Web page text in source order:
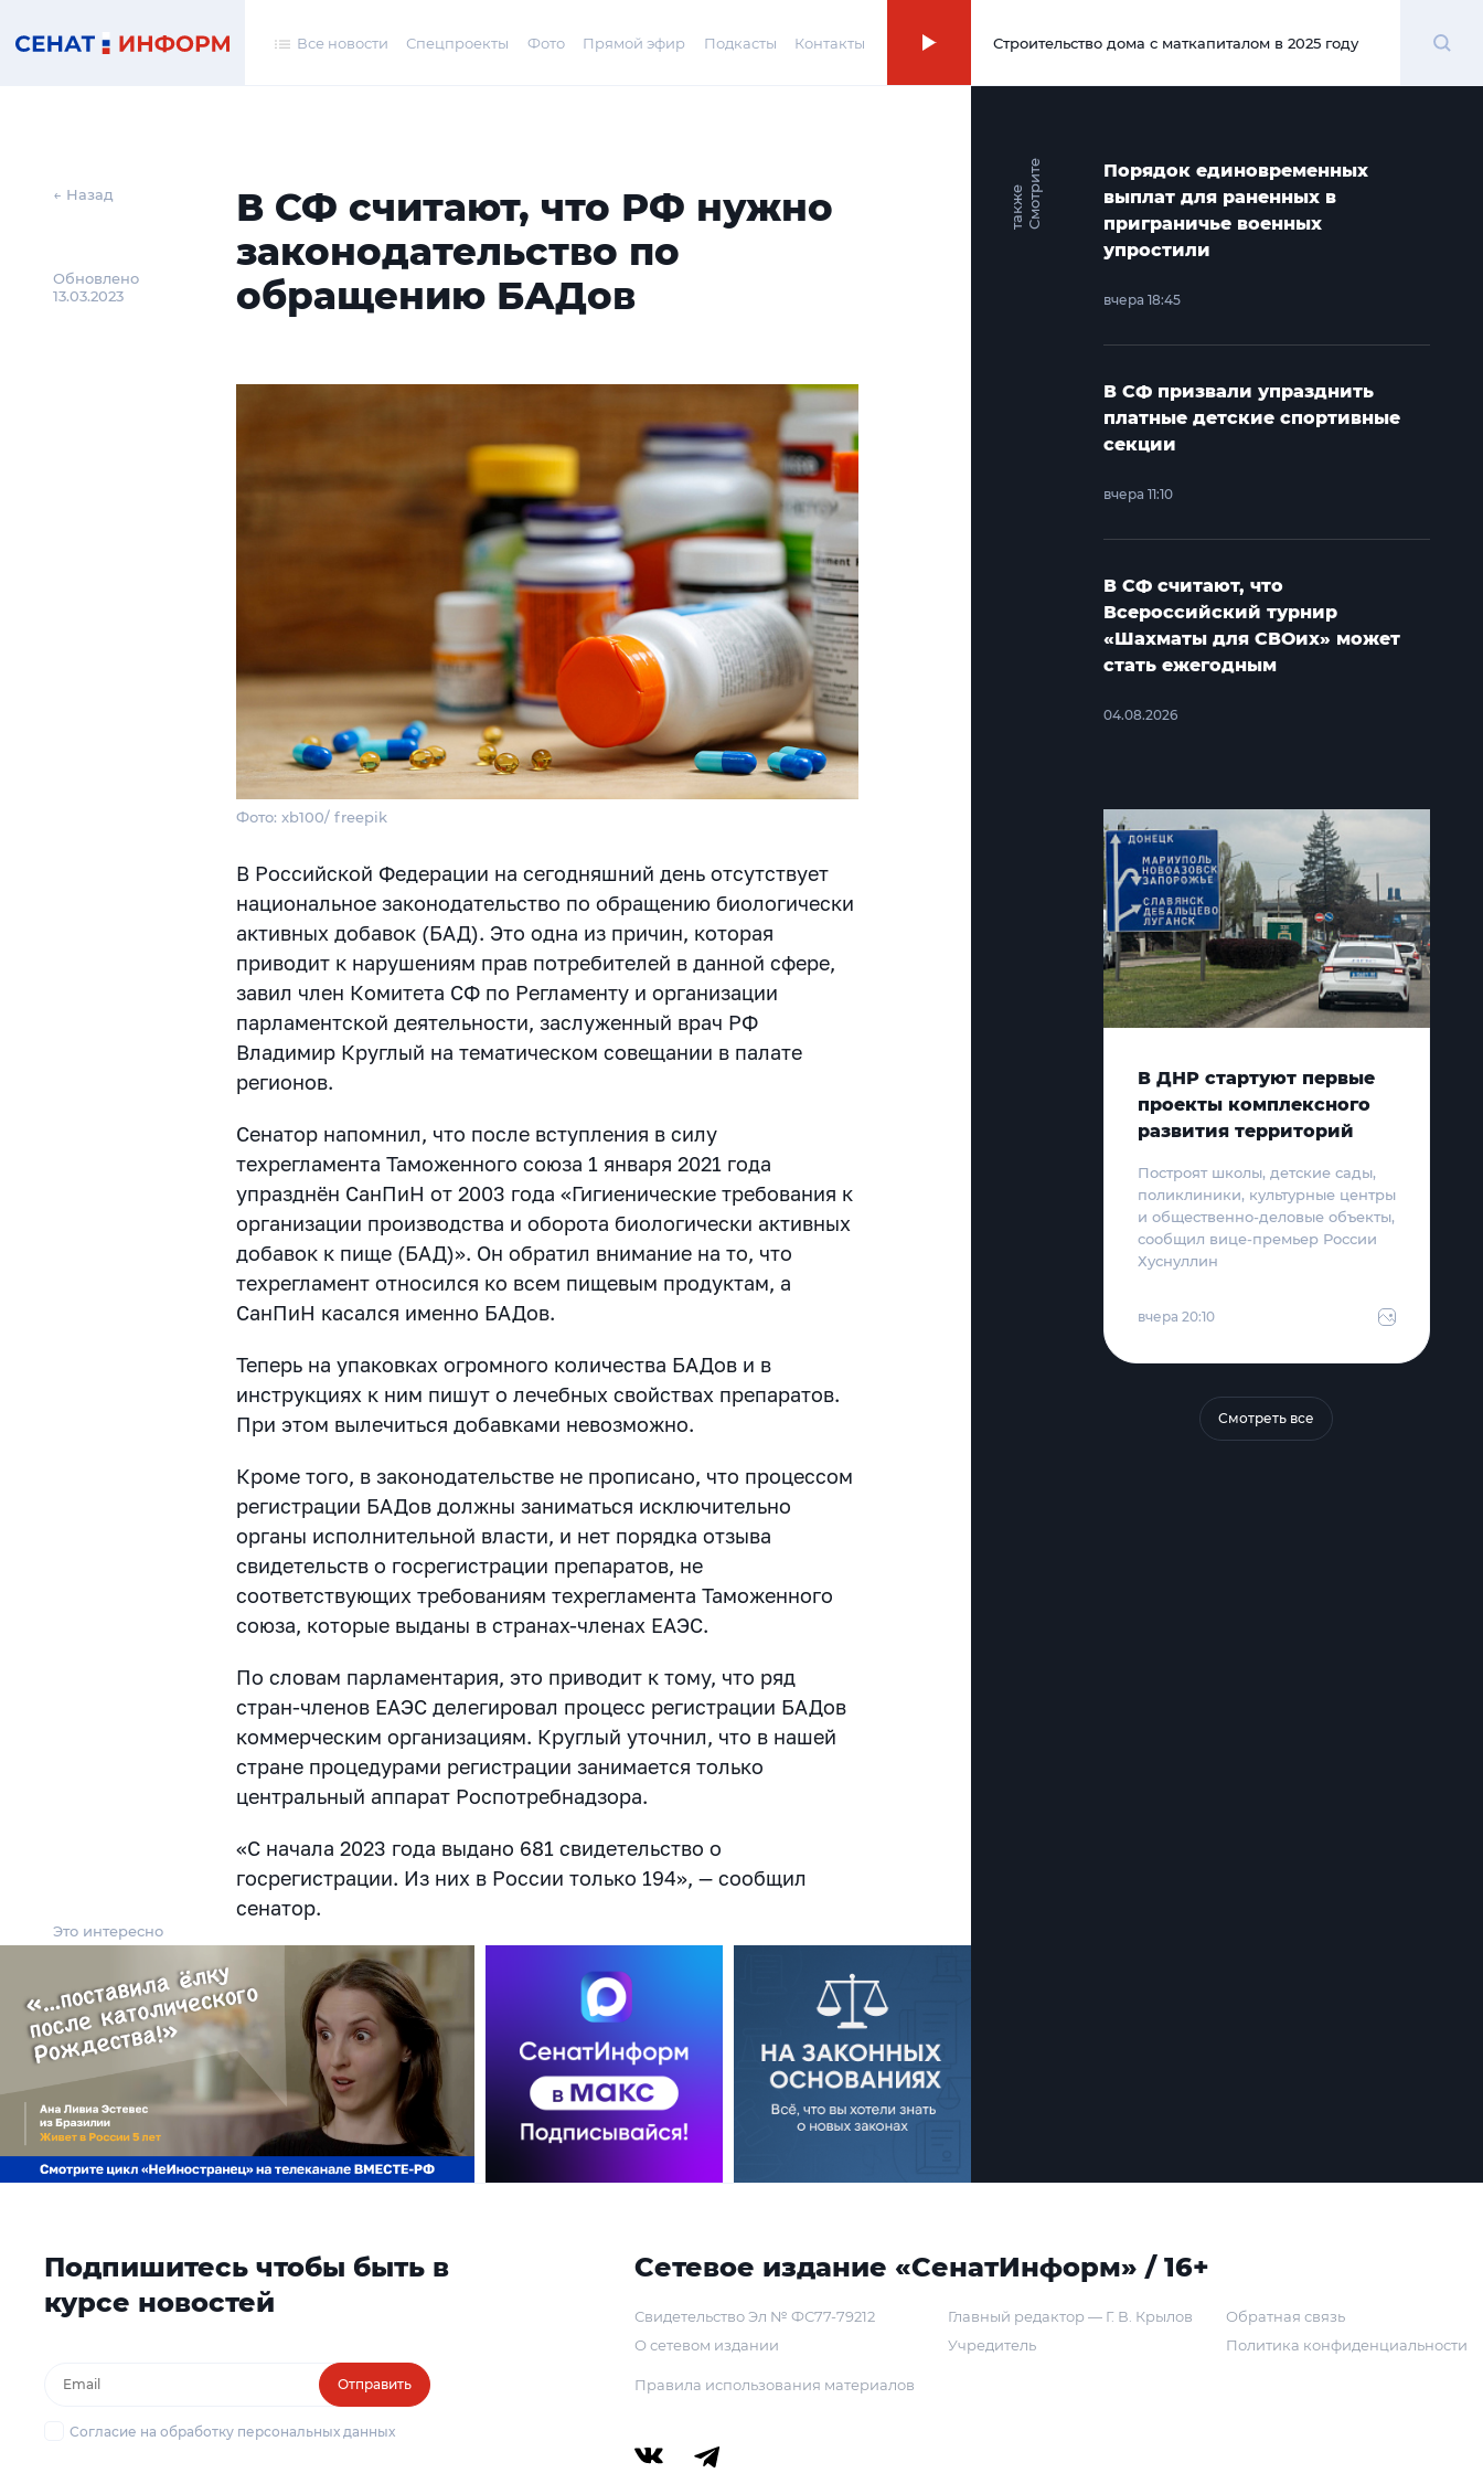
Все новости Спецпроекты Фото Прямой эфир Подкасты Контакты 00:00
Строительство дома с маткапиталом в 2025 году
← Назад
Обновлено
13.03.2023
В СФ считают, что РФ нужно
законодательство по
обращению БАДов
Фото: xb100/ freepik
В Российской Федерации на сегодняшний день отсутствует
национальное законодательство по обращению биологически
активных добавок (БАД). Это одна из причин, которая
приводит к нарушениям прав потребителей в данной сфере,
завил член Комитета СФ по Регламенту и организации
парламентской деятельности, заслуженный врач РФ
Владимир Круглый на тематическом совещании в палате
регионов.
Сенатор напомнил, что после вступления в силу
техрегламента Таможенного союза 1 января 2021 года
упразднён СанПиН от 2003 года «Гигиенические требования к
организации производства и оборота биологически активных
добавок к пище (БАД)». Он обратил внимание на то, что
техрегламент относился ко всем пищевым продуктам, а
СанПиН касался именно БАДов.
Теперь на упаковках огромного количества БАДов и в
инструкциях к ним пишут о лечебных свойствах препаратов.
При этом вылечиться добавками невозможно.
Кроме того, в законодательстве не прописано, что процессом
регистрации БАДов должны заниматься исключительно
органы исполнительной власти, и нет порядка отзыва
свидетельств о госрегистрации препаратов, не
соответствующих требованиям техрегламента Таможенного
союза, которые выданы в странах-членах ЕАЭС.
По словам парламентария, это приводит к тому, что ряд
стран-членов ЕАЭС делегировал процесс регистрации БАДов
коммерческим организациям. Круглый уточнил, что в нашей
стране процедурами регистрации занимается только
центральный аппарат Роспотребнадзора.
«С начала 2023 года выдано 681 свидетельство о
госрегистрации. Из них в России только 194», — сообщил
сенатор.
Это интересно
С
м
о
т
р и
т
е
т
а
к
ж
е
Порядок единовременных
выплат для раненных в
приграничье военных
упростили
вчера 18:45
В СФ призвали упразднить
платные детские спортивные
секции
вчера 11:10
В СФ считают, что
Всероссийский турнир
«Шахматы для СВОих» может
стать ежегодным
04.08.2026
В ДНР стартуют первые
проекты комплексного
развития территорий
Построят школы, детские сады,
поликлиники, культурные центры
и общественно-деловые объекты,
сообщил вице-премьер России
Хуснуллин
вчера 20:10
Смотреть все
Подпишитесь чтобы быть в
курсе новостей
Отправить
Согласие на обработку персональных данных
Сетевое издание «СенатИнформ» / 16+
Свидетельство Эл № ФС77-79212
О сетевом издании
Главный редактор — Г. В. Крылов
Учредитель
Обратная связь
Политика конфиденциальности
Правила использования материалов